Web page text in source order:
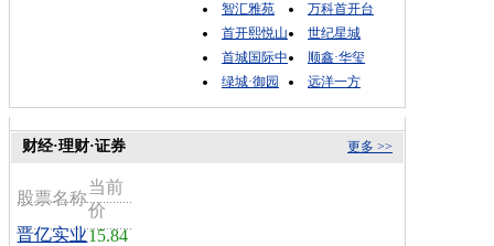
智汇雅苑
万科首开台
首开熙悦山
世纪星城
首城国际中
顺鑫·华玺
绿城·御园
远洋一方
更多 >>
财经·理财·证券
股票名称
当前
价
晋亿实业15.84